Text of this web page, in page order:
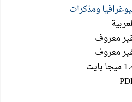
ومذكرات
معروف
معروف
بايت